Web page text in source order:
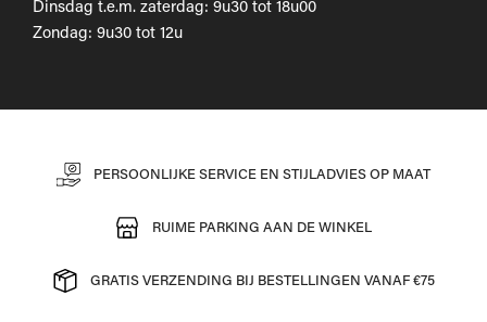
Dinsdag t.e.m. zaterdag: 9u30 tot 18u00
Zondag: 9u30 tot 12u
PERSOONLIJKE SERVICE EN STIJLADVIES OP MAAT
RUIME PARKING AAN DE WINKEL
GRATIS VERZENDING BIJ BESTELLINGEN VANAF €75